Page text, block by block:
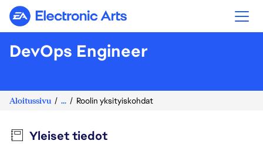
Electronic Arts
DevOps Engineer
Aloitussivu ... Roolin yksityiskohdat
Yleiset tiedot